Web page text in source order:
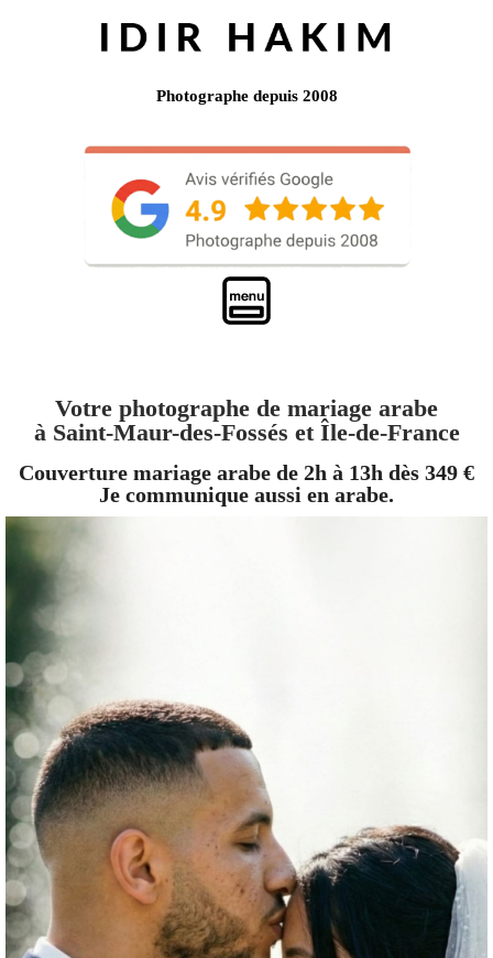
Photographe depuis 2008
Votre photographe de mariage arabe
à Saint-Maur-des-Fossés et Île-de-France
Couverture mariage arabe de 2h à 13h dès 349 €
Je communique aussi en arabe.